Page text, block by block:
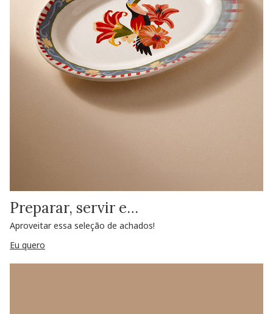
Preparar, servir e…
Aproveitar essa seleção de achados!
Eu quero